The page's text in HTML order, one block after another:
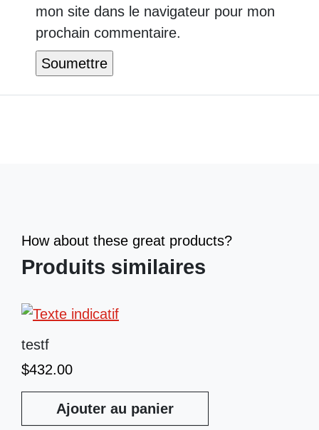
mon site dans le navigateur pour mon
prochain commentaire.
How about these great products?
Produits similaires
testf
$432.00
Ajouter au panier